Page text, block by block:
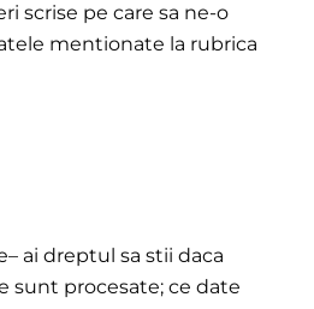
scrise pe care sa ne-o
mentionate la rubrica
ai dreptul sa stii daca
sunt procesate; ce date